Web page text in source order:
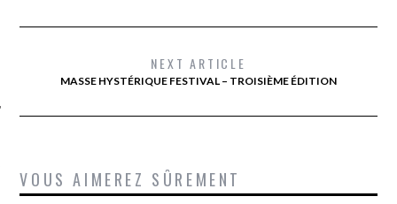
NEXT ARTICLE
MASSE HYSTÉRIQUE FESTIVAL – TROISIÈME ÉDITION
VOUS AIMEREZ SÛREMENT